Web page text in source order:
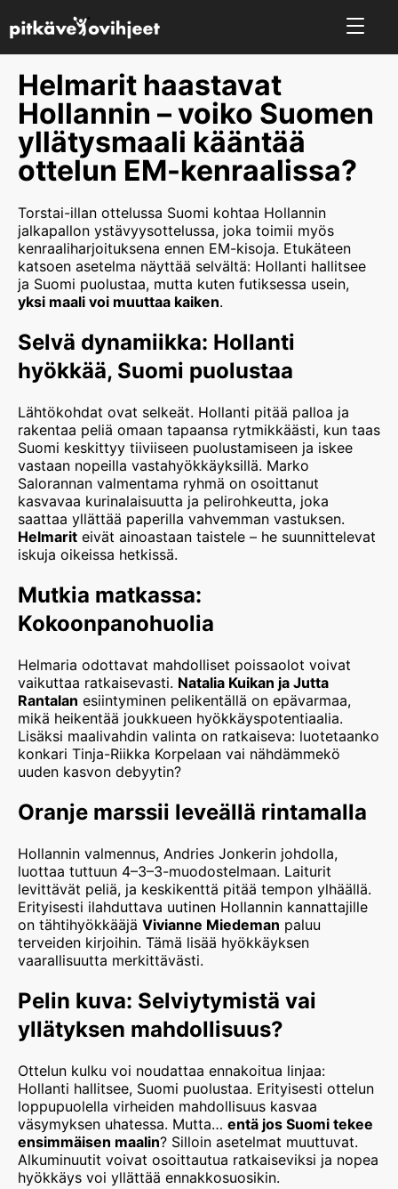
Helmarit haastavat
Hollannin – voiko Suomen
yllätysmaali kääntää
ottelun EM-kenraalissa?
Torstai-illan ottelussa Suomi kohtaa Hollannin
jalkapallon ystävyysottelussa, joka toimii myös
kenraaliharjoituksena ennen EM-kisoja. Etukäteen
katsoen asetelma näyttää selvältä: Hollanti hallitsee
ja Suomi puolustaa, mutta kuten futiksessa usein,
yksi maali voi muuttaa kaiken.
Selvä dynamiikka: Hollanti
hyökkää, Suomi puolustaa
Lähtökohdat ovat selkeät. Hollanti pitää palloa ja
rakentaa peliä omaan tapaansa rytmikkäästi, kun taas
Suomi keskittyy tiiviiseen puolustamiseen ja iskee
vastaan nopeilla vastahyökkäyksillä. Marko
Salorannan valmentama ryhmä on osoittanut
kasvavaa kurinalaisuutta ja pelirohkeutta, joka
saattaa yllättää paperilla vahvemman vastuksen.
Helmarit eivät ainoastaan taistele – he suunnittelevat
iskuja oikeissa hetkissä.
Mutkia matkassa:
Kokoonpanohuolia
Helmaria odottavat mahdolliset poissaolot voivat
vaikuttaa ratkaisevasti. Natalia Kuikan ja Jutta
Rantalan esiintyminen pelikentällä on epävarmaa,
mikä heikentää joukkueen hyökkäyspotentiaalia.
Lisäksi maalivahdin valinta on ratkaiseva: luotetaanko
konkari Tinja-Riikka Korpelaan vai nähdämmekö
uuden kasvon debyytin?
Oranje marssii leveällä rintamalla
Hollannin valmennus, Andries Jonkerin johdolla,
luottaa tuttuun 4–3–3-muodostelmaan. Laiturit
levittävät peliä, ja keskikenttä pitää tempon ylhäällä.
Erityisesti ilahduttava uutinen Hollannin kannattajille
on tähtihyökkääjä Vivianne Miedeman paluu
terveiden kirjoihin. Tämä lisää hyökkäyksen
vaarallisuutta merkittävästi.
Pelin kuva: Selviytymistä vai
yllätyksen mahdollisuus?
Ottelun kulku voi noudattaa ennakoitua linjaa:
Hollanti hallitsee, Suomi puolustaa. Erityisesti ottelun
loppupuolella virheiden mahdollisuus kasvaa
väsymyksen uhatessa. Mutta… entä jos Suomi tekee
ensimmäisen maalin? Silloin asetelmat muuttuvat.
Alkuminuutit voivat osoittautua ratkaiseviksi ja nopea
hyökkäys voi yllättää ennakkosuosikin.